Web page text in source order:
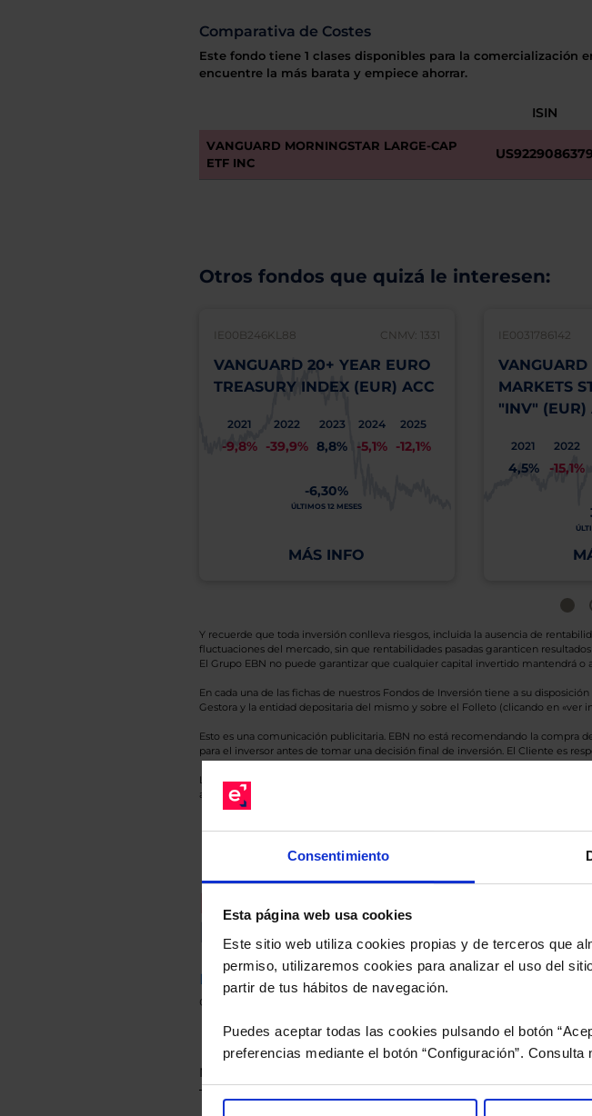
Consentimiento
Esta página web usa cookies
Este sitio web utiliza cookies propias y de terceros que
permiso, utilizaremos cookies para analizar el uso del
partir de tus hábitos de navegación.
Puedes aceptar todas las cookies pulsando el botón
preferencias mediante el botón “Configuración”. Consulta
Comparativa de Costes
Este fondo tiene 1 clases disponibles para la comercialización
encuentre la más barata y empiece ahorrar.
ISIN
VANGUARD MORNINGSTAR LARGE-CAP
ETF INC
US9229086379
Otros fondos que quizá le interesen:
IE00B246KL88 CNMV: 1331
VANGUARD 20+ YEAR EURO
TREASURY INDEX (EUR) ACC
2021
-9,8%
2022
-39,9%
2023
8,8%
2024
-5,1%
2025
-12,1%
-6,30%
ÚLTIMOS 12 MESES
MÁS INFO
IE0031786142
VANGUARD
MARKETS
"INV" (EUR)
2021
4,5%
2022
-15,1%
Y recuerde que toda inversión conlleva riesgos, incluida la ausencia de
fluctuaciones del mercado, sin que rentabilidades pasadas garanticen
El Grupo EBN no puede garantizar que cualquier capital invertido mantendrá o
En cada una de las fichas de nuestros Fondos de Inversión tiene a su
Gestora y la entidad depositaria del mismo y sobre el Folleto (clicando en «ver
Esto es una comunicación publicitaria. EBN no está recomendando la
para el inversor antes de tomar una decisión final de inversión. El Cliente es
Los datos de rentabilidad mostrados hacen referencia a los Valores
anterior a Valor Liquidativo actual con reinversión de dividendos si el fondo es
Recomendado.
Le hacemos un estudio
Descárguese el archivo
e indíquenos los ISINs de sus
de sus alternativas de Clases Limpias con las que